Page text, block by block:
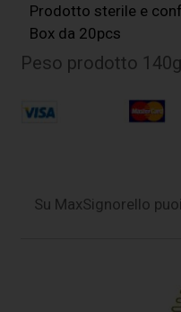
Prodotto sterile e
Box da 20pcs
Peso prodotto 140g
Su MaxSignorello